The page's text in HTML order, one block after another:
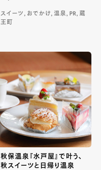
スイーツ, おでかけ, 温泉, PR, 蔵
王町
秋保温泉『水戸屋』で叶う、
秋スイーツと日帰り温泉